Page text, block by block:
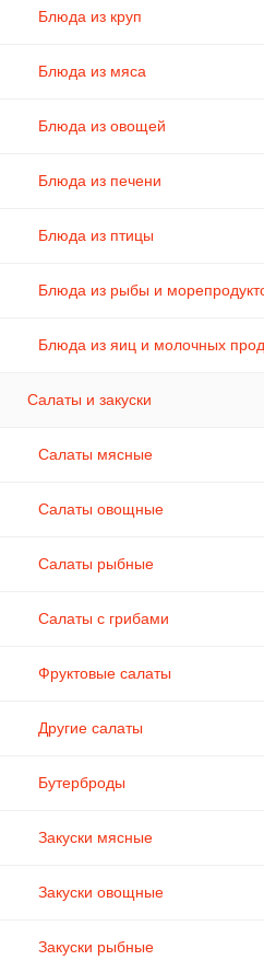
Блюда из круп
Блюда из мяса
Блюда из овощей
Блюда из печени
Блюда из птицы
Блюда из рыбы и
Блюда из яиц и молочных
Салаты и закуски
Салаты мясные
Салаты овощные
Салаты рыбные
Салаты с грибами
Фруктовые салаты
Другие салаты
Бутерброды
Закуски мясные
Закуски овощные
Закуски рыбные